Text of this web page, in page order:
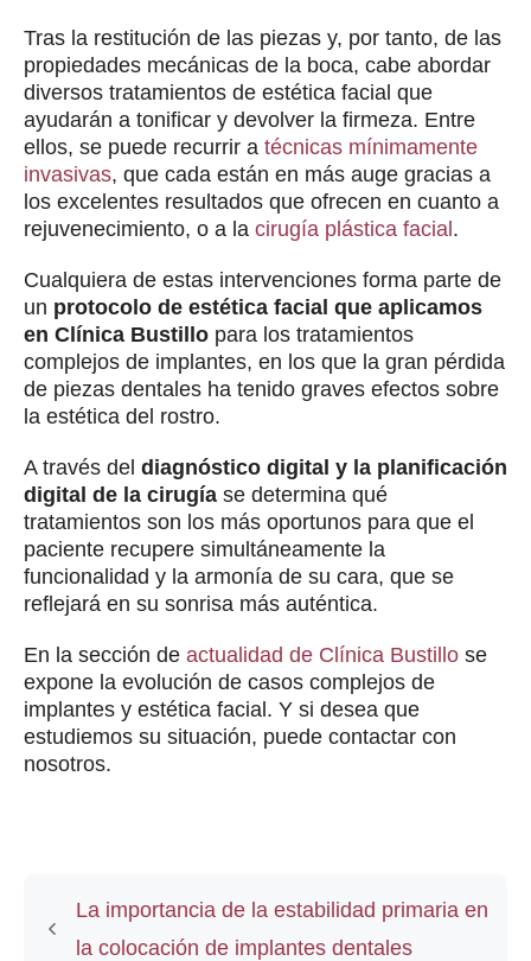
Tras la restitución de las piezas y, por tanto, de las
propiedades mecánicas de la boca, cabe abordar
diversos tratamientos de estética facial que
ayudarán a tonificar y devolver la firmeza. Entre
ellos, se puede recurrir a técnicas mínimamente
invasivas, que cada están en más auge gracias a
los excelentes resultados que ofrecen en cuanto a
rejuvenecimiento, o a la cirugía plástica facial.
Cualquiera de estas intervenciones forma parte de
un protocolo de estética facial que aplicamos
en Clínica Bustillo para los tratamientos
complejos de implantes, en los que la gran pérdida
de piezas dentales ha tenido graves efectos sobre
la estética del rostro.
A través del diagnóstico digital y la planificación
digital de la cirugía se determina qué
tratamientos son los más oportunos para que el
paciente recupere simultáneamente la
funcionalidad y la armonía de su cara, que se
reflejará en su sonrisa más auténtica.
En la sección de actualidad de Clínica Bustillo se
expone la evolución de casos complejos de
implantes y estética facial. Y si desea que
estudiemos su situación, puede contactar con
nosotros.
La importancia de la estabilidad primaria en
la colocación de implantes dentales